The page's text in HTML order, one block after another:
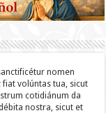
nomen
volúntas tua, sicut
cotidiánum da
nostra, sicut et